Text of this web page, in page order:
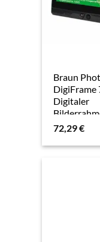
Braun
DigiFrame
Digitaler
72,29€